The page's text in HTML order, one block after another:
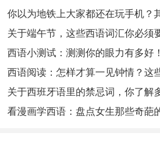
你以为地铁上大家都还在玩手机？
关于端午节，这些西语词汇你必须
西语阅读：怎样才算一见钟情？这
关于西班牙语里的禁忌词，你了解